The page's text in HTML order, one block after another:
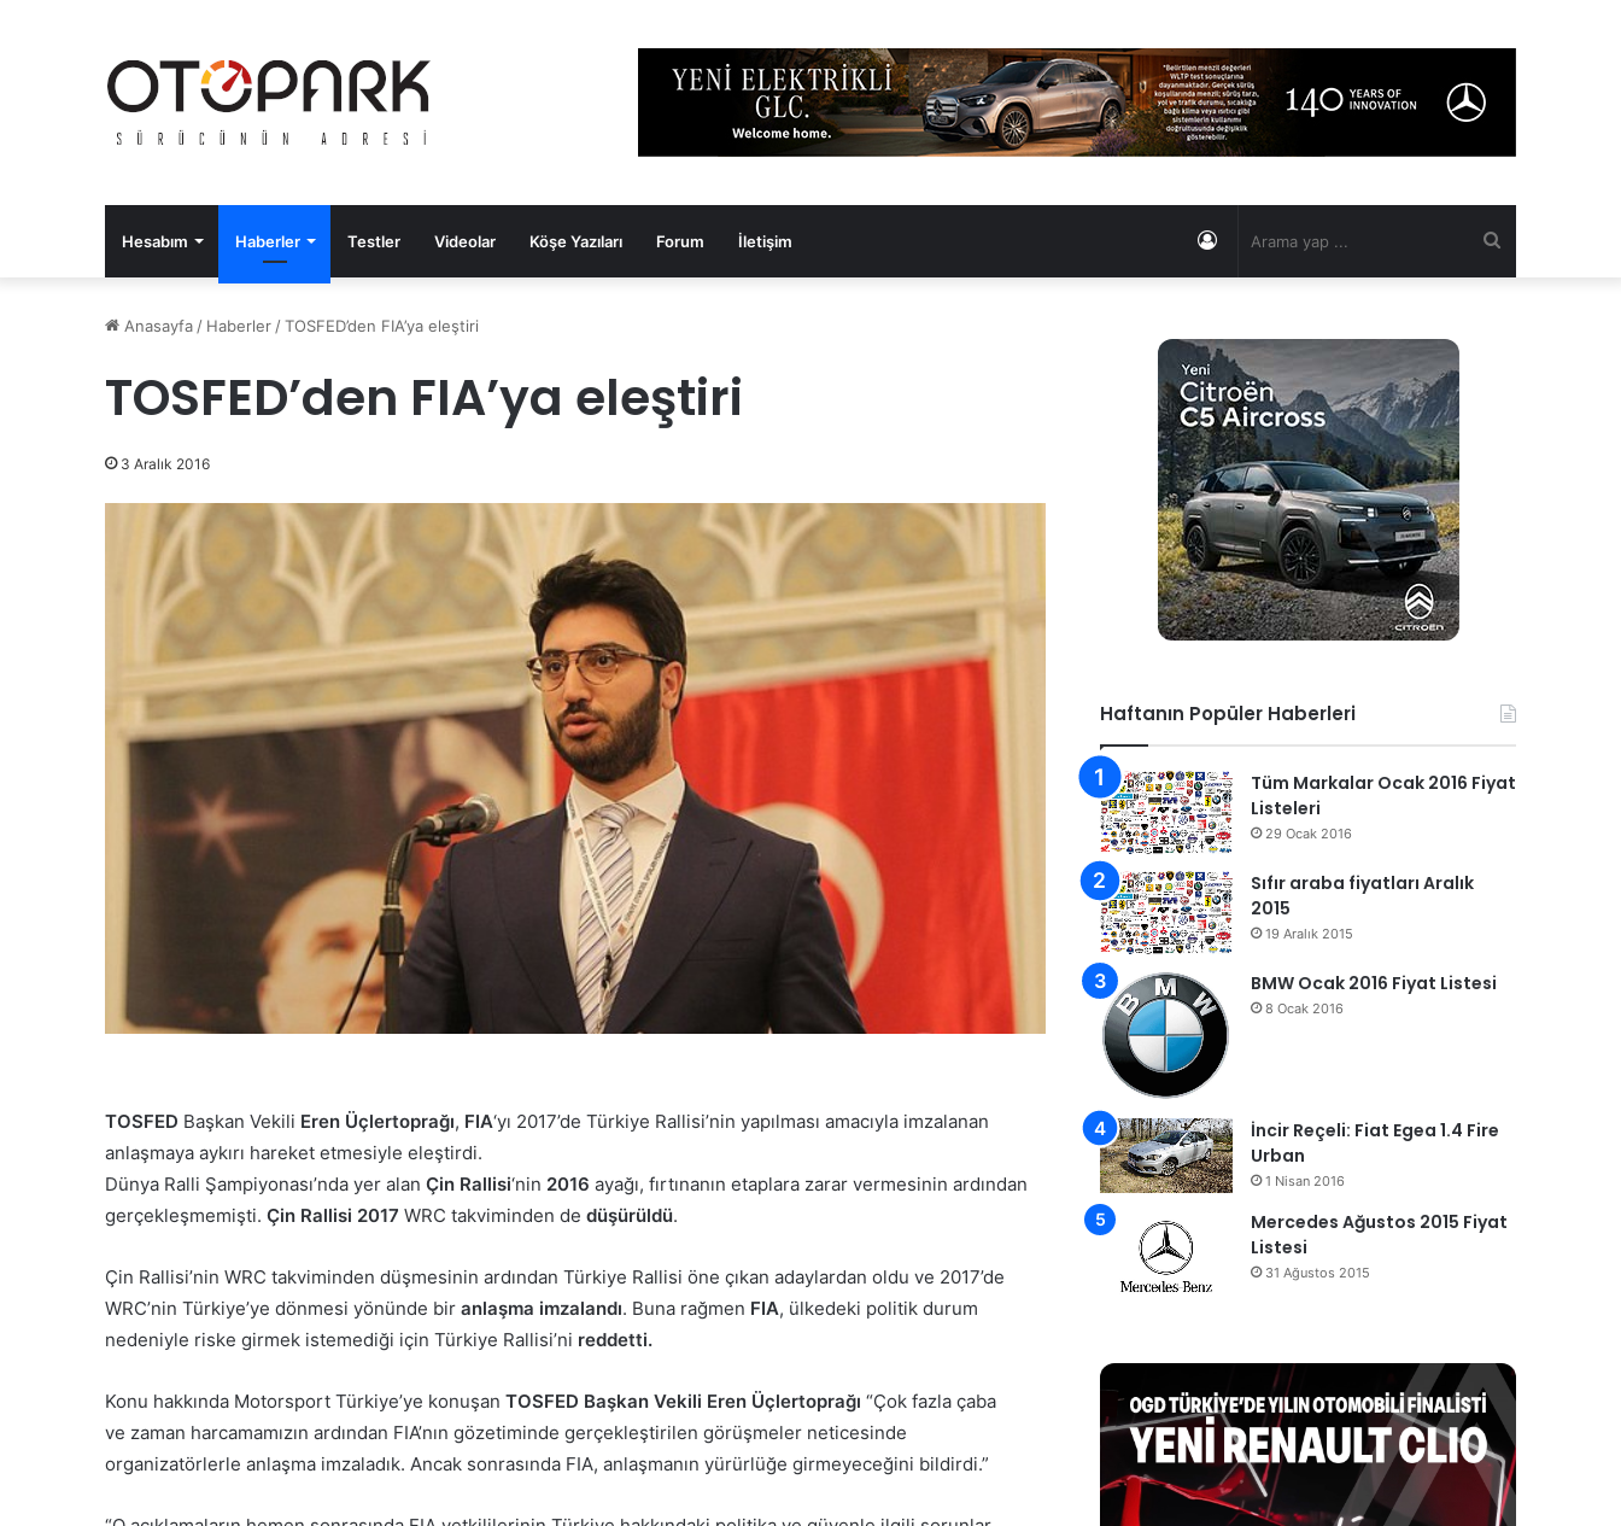
Hesabım Haberler Testler Videolar Köşe Yazıları Forum İletişim Kayıt
Anasayfa / Haberler /TOSFED’den FIA’ya eleştiri
TOSFED’den FIA’ya eleştiri
3 Aralık 2016
TOSFED Başkan Vekili Eren Üçlertoprağı, FIA‘yı 2017’de Türkiye Rallisi’nin yapılması amacıyla imzalanan
anlaşmaya aykırı hareket etmesiyle eleştirdi.
Dünya Ralli Şampiyonası’nda yer alan Çin Rallisi‘nin 2016 ayağı, fırtınanın etaplara zarar vermesinin ardından
gerçekleşmemişti. Çin Rallisi 2017 WRC takviminden de düşürüldü.
Çin Rallisi’nin WRC takviminden düşmesinin ardından Türkiye Rallisi öne çıkan adaylardan oldu ve 2017’de
WRC’nin Türkiye’ye dönmesi yönünde bir anlaşma imzalandı. Buna rağmen FIA, ülkedeki politik durum
nedeniyle riske girmek istemediği için Türkiye Rallisi’ni reddetti.
Konu hakkında Motorsport Türkiye’ye konuşan TOSFED Başkan Vekili Eren Üçlertoprağı “Çok fazla çaba
ve zaman harcamamızın ardından FIA’nın gözetiminde gerçekleştirilen görüşmeler neticesinde
organizatörlerle anlaşma imzaladık. Ancak sonrasında FIA, anlaşmanın yürürlüğe girmeyeceğini bildirdi.”
Haftanın Popüler Haberleri
Tüm Markalar Ocak 2016 Fiyat
Listeleri
29 Ocak 2016
Sıfır araba fiyatları Aralık
2015
19 Aralık 2015
BMW Ocak 2016 Fiyat Listesi
8 Ocak 2016
İncir Reçeli: Fiat Egea 1.4 Fire
Urban
1 Nisan 2016
Mercedes Ağustos 2015 Fiyat
Listesi
31 Ağustos 2015